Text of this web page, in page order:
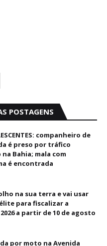
POSTAGENS
companheiro de
é preso por tráfico
Bahia; mala com
é encontrada
na sua terra e vai usar
para fiscalizar a
a partir de 10 de agosto
por moto na Avenida